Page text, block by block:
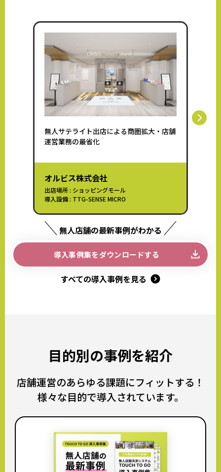
無人サテライト出店による商圏拡大・店舗
運営業務の最省化
オルビス株式会社
出店場所 : ショッピングモール
導入設備 : TTG-SENSE MICRO
無人店舗の最新事例がわかる
導入事例集をダウンロードする
すべての導入事例を見る
目的別の事例を紹介
店舗運営のあらゆる課題にフィットする！
様々な目的で導入されています。